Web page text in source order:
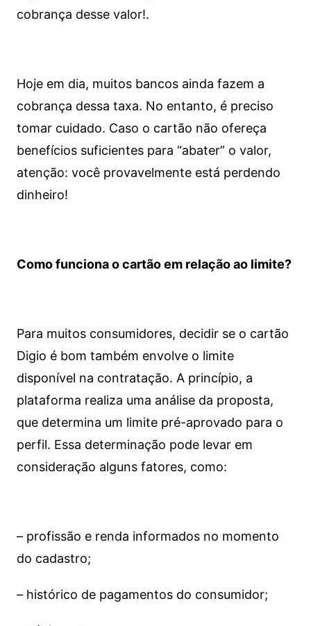
cobrança desse valor!.
Hoje em dia, muitos bancos ainda fazem a
cobrança dessa taxa. No entanto, é preciso
tomar cuidado. Caso o cartão não ofereça
benefícios suficientes para “abater” o valor,
atenção: você provavelmente está perdendo
dinheiro!
Como funciona o cartão em relação ao limite?
Para muitos consumidores, decidir se o cartão
Digio é bom também envolve o limite
disponível na contratação. A princípio, a
plataforma realiza uma análise da proposta,
que determina um limite pré-aprovado para o
perfil. Essa determinação pode levar em
consideração alguns fatores, como:
– profissão e renda informados no momento
do cadastro;
– histórico de pagamentos do consumidor;